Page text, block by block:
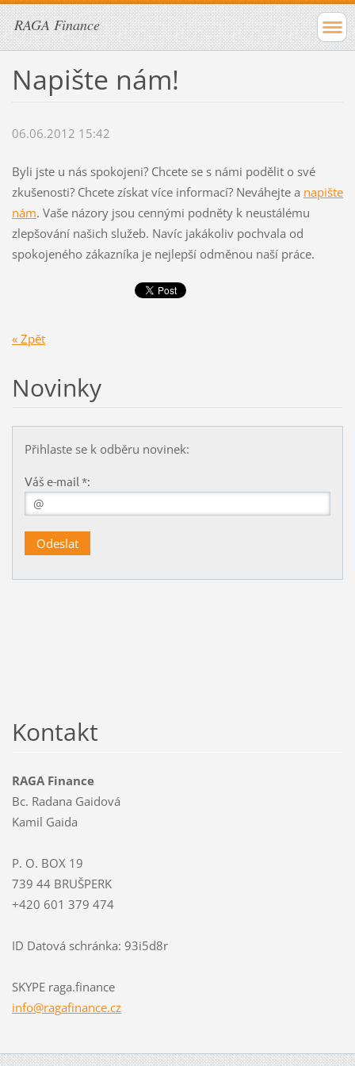
RAGA Finance
Napište nám!
06.06.2012 15:42
Byli jste u nás spokojeni? Chcete se s námi podělit o své
zkušenosti? Chcete získat více informací? Neváhejte a napište
nám. Vaše názory jsou cennými podněty k neustálému
zlepšování našich služeb. Navíc jakákoliv pochvala od
spokojeného zákazníka je nejlepší odměnou naší práce.
« Zpět
Novinky
Přihlaste se k odběru novinek:
Váš e-mail *:
Kontakt
RAGA Finance
Bc. Radana Gaidová
Kamil Gaida
P. O. BOX 19
739 44 BRUŠPERK
+420 601 379 474
ID Datová schránka: 93i5d8r
SKYPE raga.finance
info@ragafinance.cz